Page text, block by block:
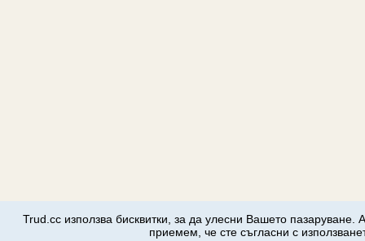
Trud.cc използва бисквитки, за да улесни Вашето пазаруване.
приемем, че сте съгласни с